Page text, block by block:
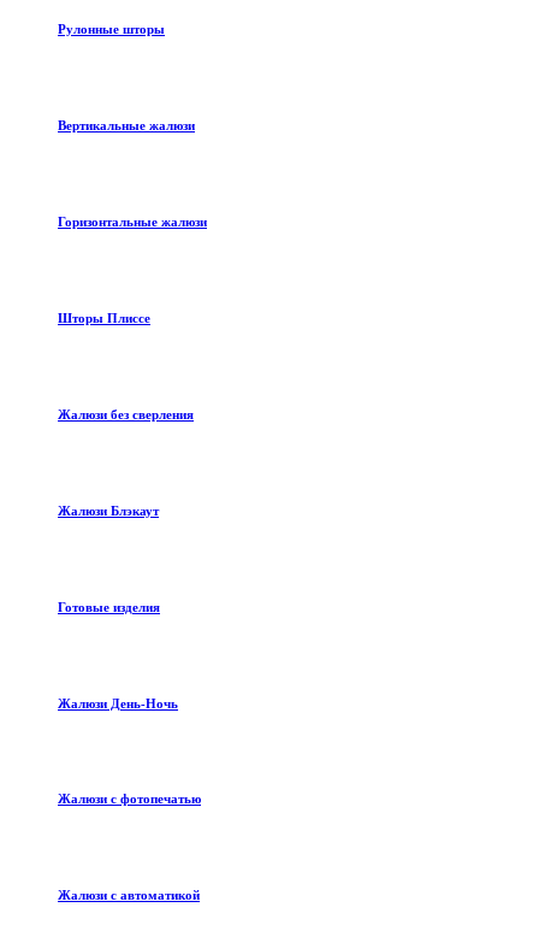
Рулонные шторы
Вертикальные жалюзи
Горизонтальные жалюзи
Шторы Плиссе
Жалюзи без сверления
Жалюзи Блэкаут
Готовые изделия
Жалюзи День-Ночь
Жалюзи с фотопечатью
Жалюзи с автоматикой